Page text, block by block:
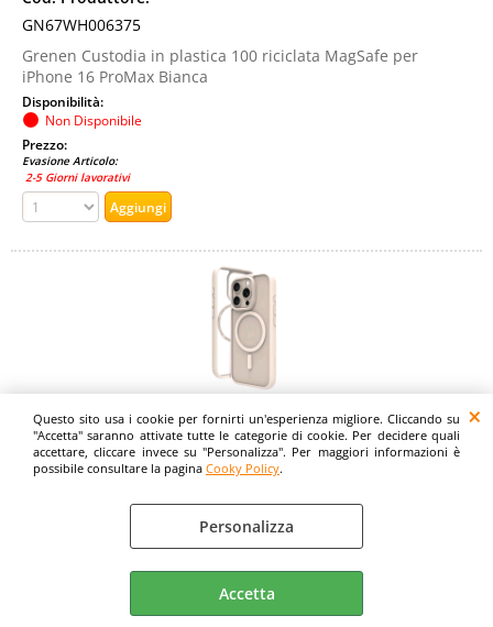
Questo sito usa i cookie per fornirti un'esperienza migliore. Cliccando su
"Accetta" saranno attivate tutte le categorie di cookie. Per decidere quali
accettare, cliccare invece su "Personalizza". Per maggiori informazioni è
possibile consultare la pagina Cooky Policy.
Personalizza
Accetta
GN67WH006375
Grenen Custodia in plastica 100 riciclata MagSafe per
iPhone 16 ProMax Bianca
Disponibilità:
Non Disponibile
Prezzo:
Evasione Articolo:
2-5 Giorni lavorativi
DBRAMANTE 1928 APPLE iPHONE 16 PRO MAX
COVER IN PVC MagSafe ORO
DBRAMANTE 1928